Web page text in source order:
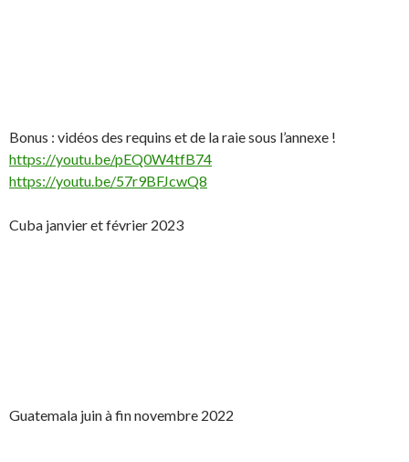
Bonus : vidéos des requins et de la raie sous l’annexe !
https://youtu.be/pEQ0W4tfB74
https://youtu.be/57r9BFJcwQ8
Cuba janvier et février 2023
Guatemala juin à fin novembre 2022